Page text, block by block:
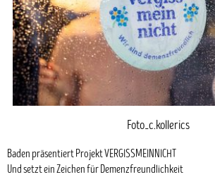
VIDEOS
Foto_c.kollerics
Baden präsentiert Projekt VERGISSMEINNICHT
Und setzt ein Zeichen für Demenzfreundlichkeit